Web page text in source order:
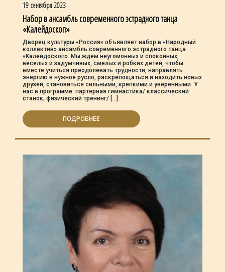
19 сентября 2023
Набор в ансамбль современного эстрадного танца
«Калейдоскоп»
Дворец культуры «Россия» объявляет набор в «Народный
коллектив» ансамбль современного эстрадного танца
«Калейдоскоп». Мы ждем неугомонных и спокойных,
веселых и задумчивых, смелых и робких детей, чтобы
вместе учиться преодолевать трудности, направлять
энергию в нужное русло, раскрепощаться и находить новых
друзей, становиться сильными, крепкими и уверенными. У
нас в программе: партерная гимнастика/ классический
станок; физический тренинг/ […]
ПОДРОБНЕЕ